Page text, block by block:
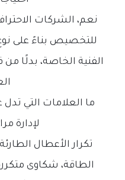
نعم، الشركات
للتخصيص بناءً على
الفنية الخاصة، بدلًا
ما العلامات التي
لإدارة
تكرار الأعطال
الطاقة، شكاوى